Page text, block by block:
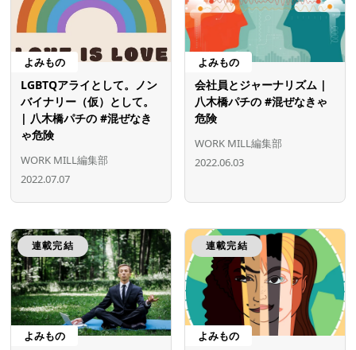
よみもの
LGBTQアライとして。ノン
バイナリー（仮）として。
| 八木橋パチの #混ぜなき
ゃ危険
WORK MILL編集部
2022.07.07
よみもの
会社員とジャーナリズム |
八木橋パチの #混ぜなきゃ
危険
WORK MILL編集部
2022.06.03
連載完結
よみもの
連載完結
よみもの